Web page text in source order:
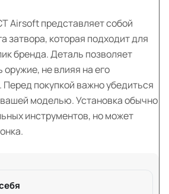
Airsoft представляет собой
затвора, которая подходит для
бренда. Деталь позволяет
не влияя на его
покупкой важно убедиться
моделью. Установка обычно
инструментов, но может